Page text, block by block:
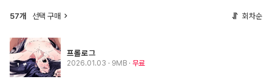
57개 선택 구매 회차순
프롤로그
2026.01.03 · 9MB 무료